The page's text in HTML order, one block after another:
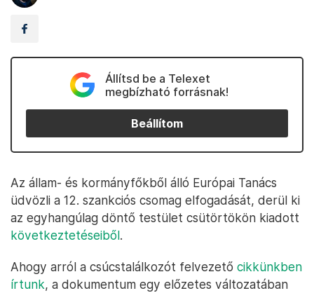
Állítsd be a Telexet
megbízható forrásnak!
Beállítom
Az állam- és kormányfőkből álló Európai Tanács
üdvözli a 12. szankciós csomag elfogadását, derül ki
az egyhangúlag döntő testület csütörtökön kiadott
következtetéseiből.
Ahogy arról a csúcstalálkozót felvezető cikkünkben
írtunk, a dokumentum egy előzetes változatában